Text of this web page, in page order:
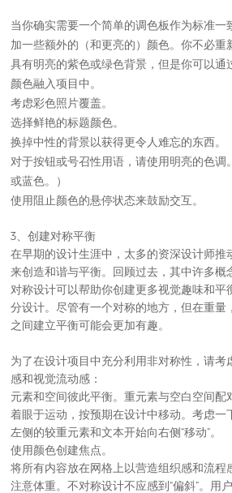
当你确实需要一个简单的调色板作为标准一
加一些额外的（和更亮的）颜色。你不必重
具有明亮的紫色或绿色背景，但是你可以通
颜色融入项目中。
考虑彩色照片覆盖。
选择鲜艳的标题颜色。
换掉中性的背景以获得更令人难忘的东西。
对于按钮或号召性用语，请使用明亮的色调。
或蓝色。）
使用阻止颜色的悬停状态来鼓励交互。
3、创建对称平衡
在早期的设计生涯中，太多的资深设计师推
来创造和谐与平衡。回顾过去，其中许多概
对称设计可以帮助你创建更多视觉趣味和平
分设计。尽管有一个对称的地方，但在重量
之间建立平衡可能会更加有趣。
为了在设计项目中充分利用非对称性，请考
感和视觉流动感：
元素和空间彼此平衡。重元素与空白空间配
着眼于运动，按预期在设计中移动。考虑一
左侧的较重元素和文本开始向右侧“移动”。
使用颜色创建焦点。
将所有内容放在网格上以营造组织感和流程
注意体重。不对称设计不应感到“偏斜”。用